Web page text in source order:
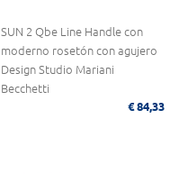
SUN 2 Qbe Line Handle con
moderno rosetón con agujero
Design Studio Mariani
Becchetti
€ 84,33